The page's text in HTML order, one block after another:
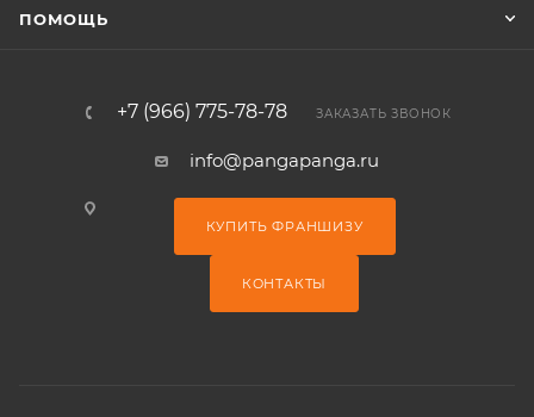
ПОМОЩЬ
+7 (966) 775-78-78 ЗАКАЗАТЬ ЗВОНОК
info@pangapanga.ru
КУПИТЬ ФРАНШИЗУ
КОНТАКТЫ